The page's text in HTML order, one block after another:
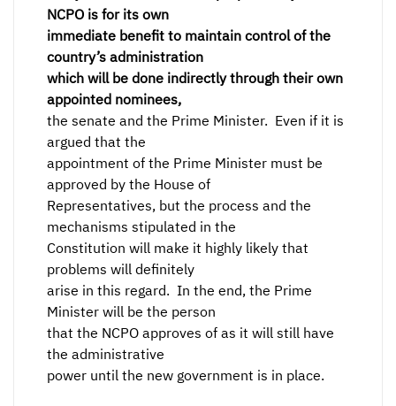
NCPO is for its own
immediate benefit to maintain control of the
country’s administration
which will be done indirectly through their own
appointed nominees,
the senate and the Prime Minister. Even if it is
argued that the
appointment of the Prime Minister must be
approved by the House of
Representatives, but the process and the
mechanisms stipulated in the
Constitution will make it highly likely that
problems will definitely
arise in this regard. In the end, the Prime
Minister will be the person
that the NCPO approves of as it will still have
the administrative
power until the new government is in place.